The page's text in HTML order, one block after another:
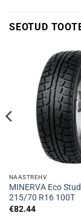
SEOTUD
NAASTREHV
MINERVA Eco
215/70 R16 100T
€82.44